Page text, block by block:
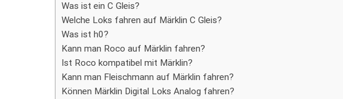
Was ist ein C Gleis?
Welche Loks fahren auf Märklin C Gleis?
Was ist h0?
Kann man Roco auf Märklin fahren?
Ist Roco kompatibel mit Märklin?
Kann man Fleischmann auf Märklin fahren?
Können Märklin Digital Loks Analog fahren?